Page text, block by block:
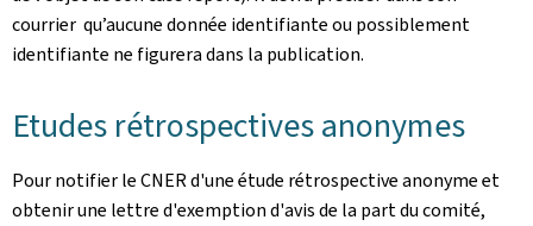
courrier qu’aucune donnée identifiante ou possiblement
identifiante ne figurera dans la publication.
Etudes rétrospectives anonymes
Pour notifier le CNER d'une étude rétrospective anonyme et
obtenir une lettre d'exemption d'avis de la part du comité,